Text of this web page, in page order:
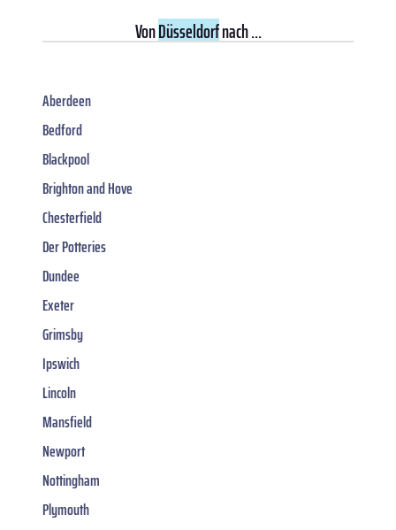
VonDüsseldorfnach ...
Aberdeen
Bedford
Blackpool
Brighton and Hove
Chesterfield
Der Potteries
Dundee
Exeter
Grimsby
Ipswich
Lincoln
Mansfield
Newport
Nottingham
Plymouth